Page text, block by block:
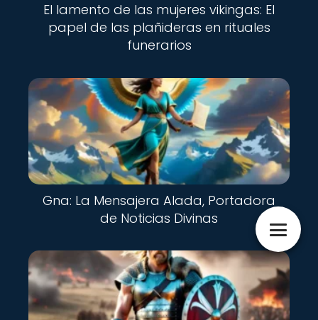
El lamento de las mujeres vikingas: El
papel de las plañideras en rituales
funerarios
Gna: La Mensajera Alada, Portadora
de Noticias Divinas